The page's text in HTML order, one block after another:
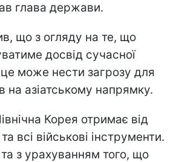
глава держави.
що з огляду на те, що
досвід сучасної
це може нести загрозу для
на азіатському напрямку.
Корея отримає від
та всі військові інструменти.
з урахуванням того, що